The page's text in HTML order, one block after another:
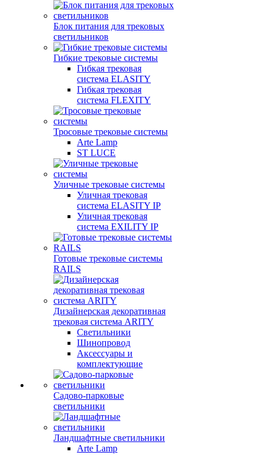
Блок питания для трековых
светильников
Гибкие трековые системы
Гибкая трековая
система ELASITY
Гибкая трековая
система FLEXITY
Тросовые трековые системы
Arte Lamp
ST LUCE
Уличные трековые системы
Уличная трековая
система ELASITY IP
Уличная трековая
система EXILITY IP
Готовые трековые системы
RAILS
Дизайнерская декоративная
трековая система ARITY
Светильники
Шинопровод
Аксессуары и
комплектующие
Садово-парковые
светильники
Ландшафтные светильники
Arte Lamp